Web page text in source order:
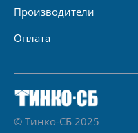
Производители
Оплата
© Тинко-СБ 2025